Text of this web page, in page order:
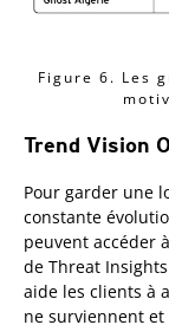
Figure 6. Les
Trend Vision
Pour garder une
constante
peuvent accéder
de Threat
aide les clients à
ne surviennent